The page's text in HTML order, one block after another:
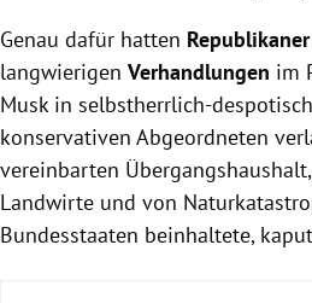
Genau dafür hatten Republikaner
langwierigen Verhandlungen im
Musk in selbstherrlich-
konservativen Abgeordneten
vereinbarten
Landwirte und von
Bundesstaaten beinhaltete,